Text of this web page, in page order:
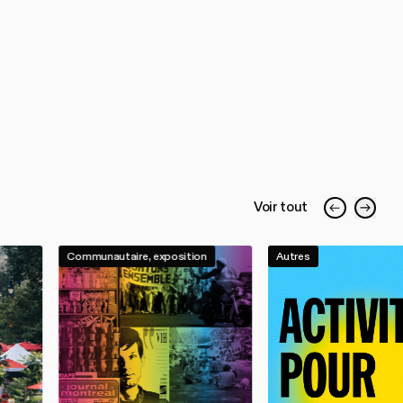
Voir tout
Communautaire, exposition Autres